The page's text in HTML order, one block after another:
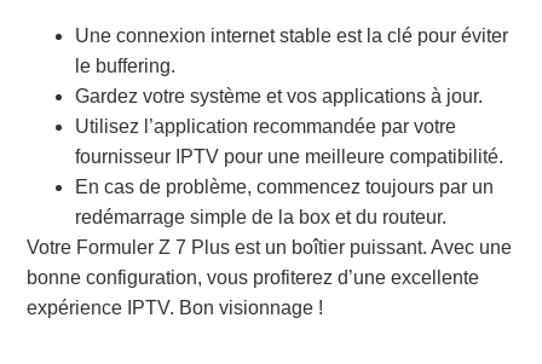
Une connexion internet stable est la clé pour éviter
le buffering.
Gardez votre système et vos applications à jour.
Utilisez l’application recommandée par votre
fournisseur IPTV pour une meilleure compatibilité.
En cas de problème, commencez toujours par un
redémarrage simple de la box et du routeur.
Votre Formuler Z 7 Plus est un boîtier puissant. Avec une
bonne configuration, vous profiterez d’une excellente
expérience IPTV. Bon visionnage !